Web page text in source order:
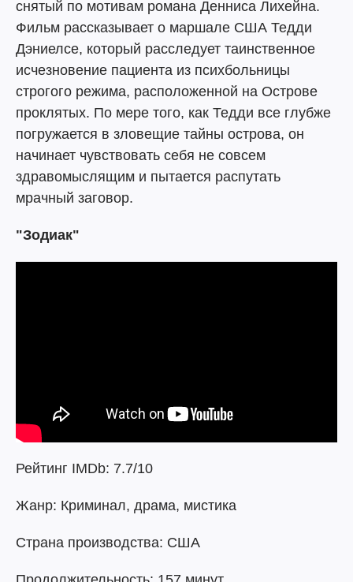
снятый по мотивам романа Денниса Лихейна.
Фильм рассказывает о маршале США Тедди
Дэниелсе, который расследует таинственное
исчезновение пациента из психбольницы
строгого режима, расположенной на Острове
проклятых. По мере того, как Тедди все глубже
погружается в зловещие тайны острова, он
начинает чувствовать себя не совсем
здравомыслящим и пытается распутать
мрачный заговор.
"Зодиак"
Рейтинг IMDb: 7.7/10
Жанр: Криминал, драма, мистика
Страна производства: США